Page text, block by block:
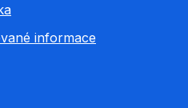
informace